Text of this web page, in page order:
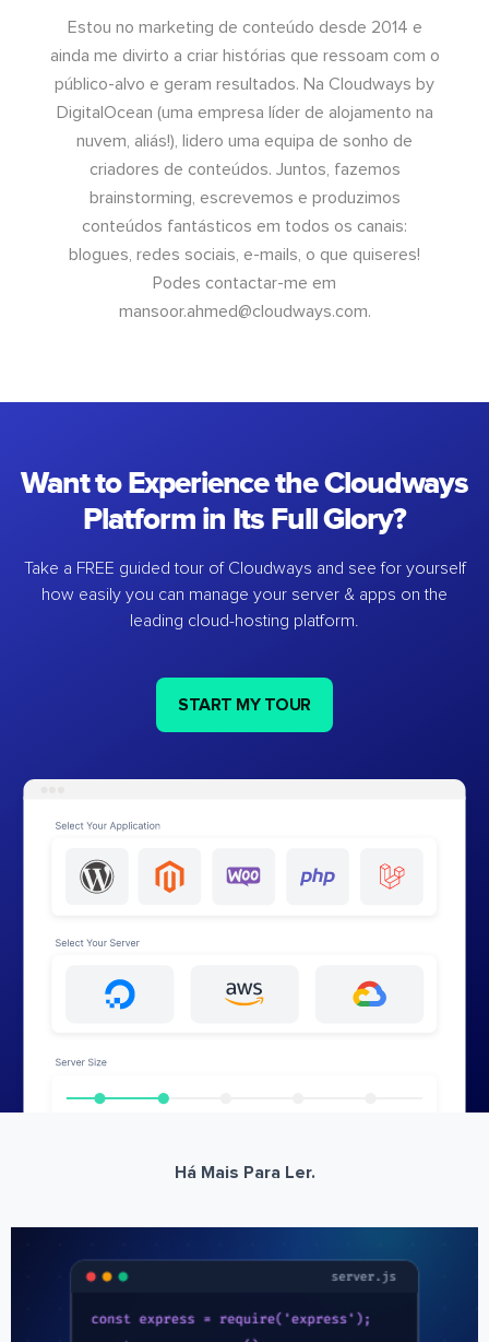
Estou no marketing de conteúdo desde 2014 e
ainda me divirto a criar histórias que ressoam com o
público-alvo e geram resultados. Na Cloudways by
DigitalOcean (uma empresa líder de alojamento na
nuvem, aliás!), lidero uma equipa de sonho de
criadores de conteúdos. Juntos, fazemos
brainstorming, escrevemos e produzimos
conteúdos fantásticos em todos os canais:
blogues, redes sociais, e-mails, o que quiseres!
Podes contactar-me em
mansoor.ahmed@cloudways.com.
Want to Experience the Cloudways
Platform in Its Full Glory?
Take a FREE guided tour of Cloudways and see for yourself
how easily you can manage your server & apps on the
leading cloud-hosting platform.
START MY TOUR
Há Mais Para Ler.